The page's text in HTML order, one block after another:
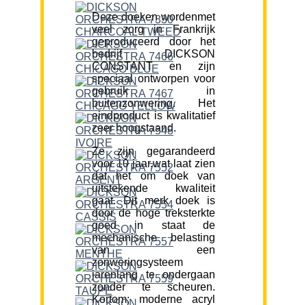
Deze doeken wordenmet
veel zorg in Frankrijk
geproduceerd door het
bedrijf DICKSON
CONSTANT en zijn
speciaal ontworpen voor
gebruik in
buitenzonwering. Het
eindproduct is kwalitatief
zeer hoogstaand.
Ze zijn gegarandeerd
voor 10 jaar,wat laat zien
dat het om doek van
uitstekende kwaliteit
gaat. Dit merk doek is
door de hoge treksterkte
goed in staat de
mechanische belasting
van een
zonweringsysteem
jarenlang te ondergaan
zonder te scheuren.
Kortom; moderne acryl